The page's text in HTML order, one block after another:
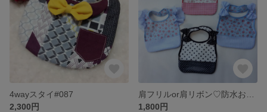
4wayスタイ#087
2,300円
1,800円